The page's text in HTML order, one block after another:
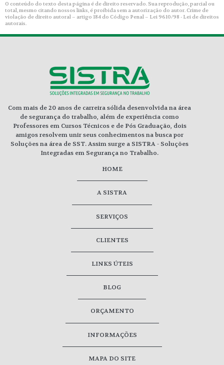
O conteúdo do texto desta página é de direito reservado. Sua reprodução, parcial ou
total, mesmo citando nossos links, é proibida sem a autorização do autor. Crime de
violação de direito autoral – artigo 184 do Código Penal – Lei 9610/98 - Lei de direitos
autorais.
Com mais de 20 anos de carreira sólida desenvolvida na área
de segurança do trabalho, além de experiência como
Professores em Cursos Técnicos e de Pós Graduação, dois
amigos resolvem unir seus conhecimentos na busca por
Soluções na área de SST. Assim surge a SISTRA - Soluções
Integradas em Segurança no Trabalho.
HOME
A SISTRA
SERVIÇOS
CLIENTES
LINKS ÚTEIS
BLOG
ORÇAMENTO
INFORMAÇÕES
MAPA DO SITE